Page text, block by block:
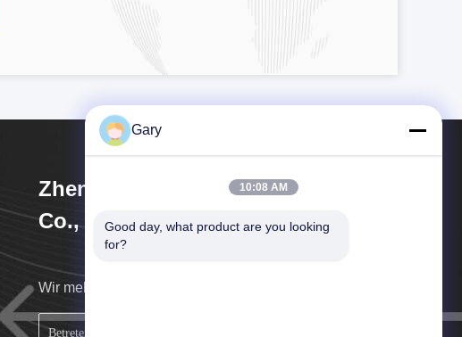
Zhengzhou Hengyang Industrial
Co., Ltd
Wir melden uns so schnell wie möglich.
Gary
10:08 AM
Good day, what product are you looking
for?